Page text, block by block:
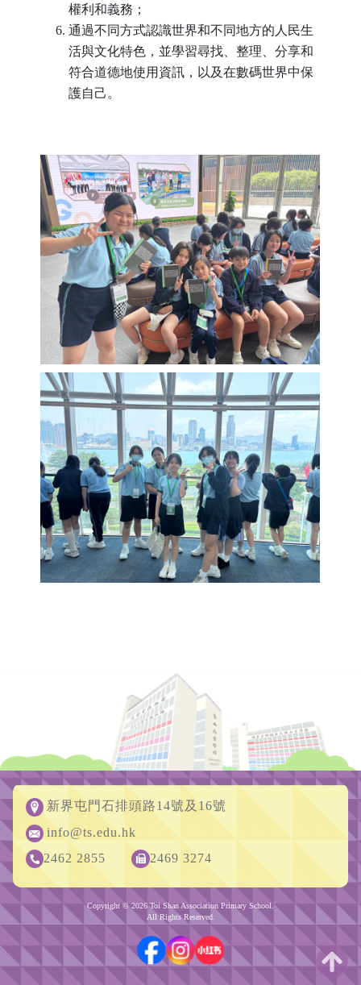
權利和義務；
通過不同方式認識世界和不同地方的人民生
活與文化特色，並學習尋找、整理、分享和
符合道德地使用資訊，以及在數碼世界中保
護自己。
新界屯門石排頭路14號及16號
info@ts.edu.hk
2462 2855
2469 3274
Copyright © 2026 Toi Shan Association Primary School.
All Rights Reserved.